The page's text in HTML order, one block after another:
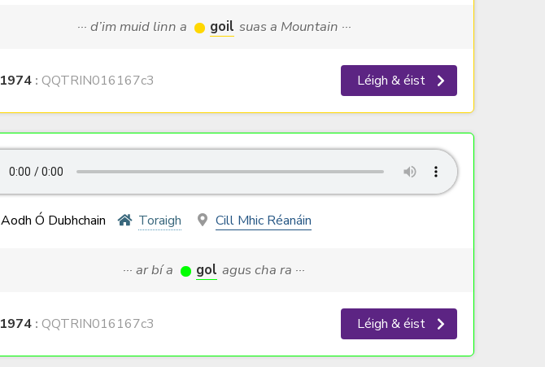
··· d’im muid linn a goil suas a Mountain ···
1974 : QQTRIN016167c3 Léigh & éist
Aodh Ó Dubhchain Toraigh Cill Mhic Réanáin
··· ar bí a gol agus cha ra ···
1974 : QQTRIN016167c3 Léigh & éist